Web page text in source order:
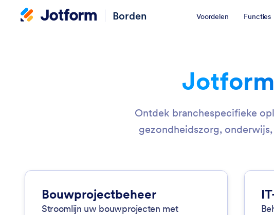
Borden Voordelen Functies
Ontdek branchespecifieke
gezondheidszorg,
Bouwprojectbeheer
Stroomlijn uw bouwprojecten met